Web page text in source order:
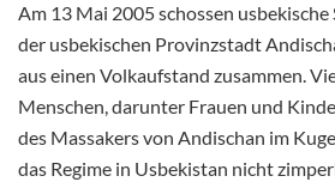
Am 13 Mai 2005 schossen
der usbekischen Provinzstadt
aus einen Volkaufstand zusammen.
Menschen, darunter Frauen und
des Massakers von Andischan im
das Regime in Usbekistan nicht